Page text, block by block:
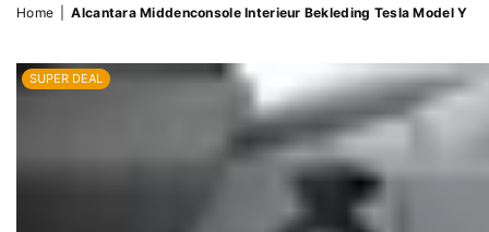
Home Alcantara Middenconsole Interieur Bekleding Tesla Model Y
SUPER DEAL